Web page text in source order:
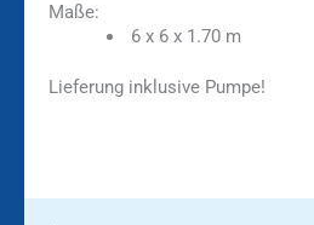
Maße:
6 x 6 x 1.70 m
Lieferung inklusive Pumpe!